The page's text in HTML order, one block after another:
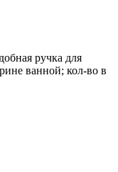
ручка для
ванной; кол-во в